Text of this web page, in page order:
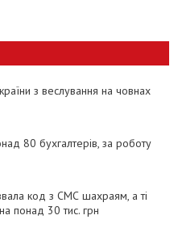
з веслування на човнах
80 бухгалтерів, за роботу
код з СМС шахраям, а ті
понад 30 тис. грн